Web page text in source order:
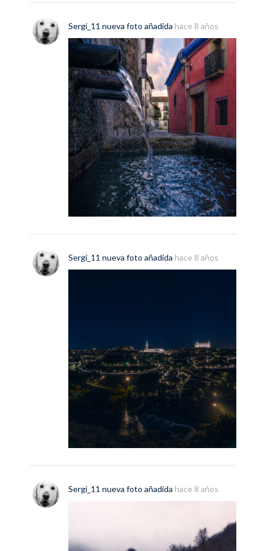
Sergi_11 nueva foto añadida hace 8 años
Sergi_11 nueva foto añadida hace 8 años
Sergi_11 nueva foto añadida hace 8 años